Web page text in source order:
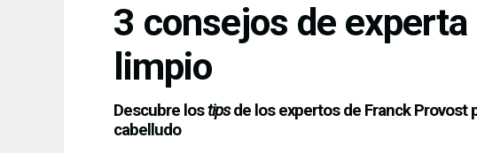
3 consejos de
limpio
Descubre lostipsde los expertos de Franck Provost
cabelludo